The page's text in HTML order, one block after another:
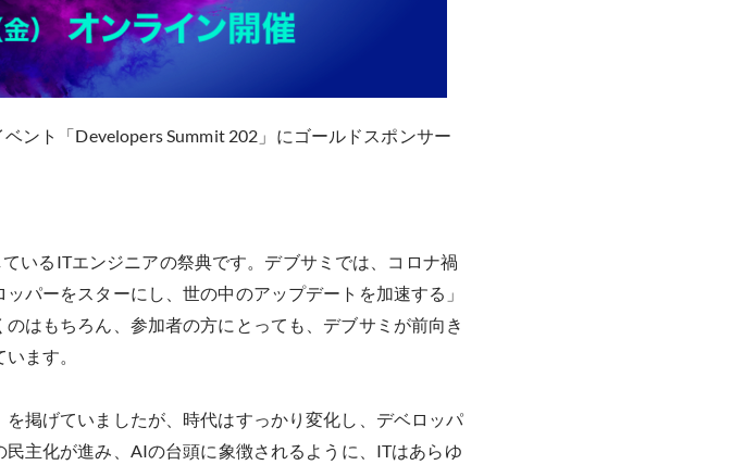
ント「Developers Summit 202」にゴールドスポンサー
いるITエンジニアの祭典です。デブサミでは、コロナ禍
パーをスターにし、世の中のアップデートを加速する」
はもちろん、参加者の方にとっても、デブサミが前向き
ます。
掲げていましたが、時代はすっかり変化し、デベロッパ
主化が進み、AIの台頭に象徴されるように、ITはあらゆ